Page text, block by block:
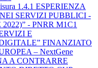
1.4.1 ESPERIENZA
SERVIZI PUBBLICI -
- PNRR M1C1
E
FINANZIATO
– NextGene
A CONTRARRE